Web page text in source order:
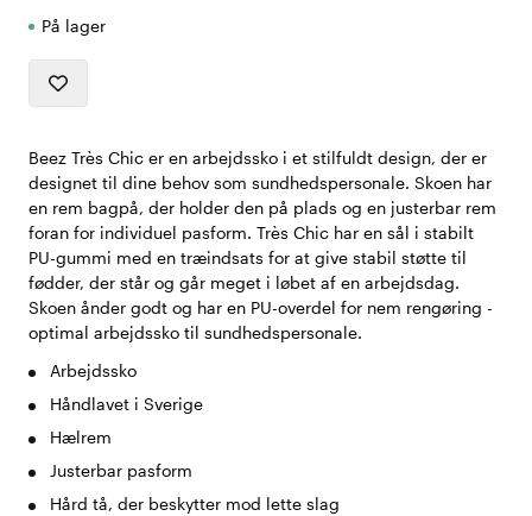
På lager
Beez Très Chic er en arbejdssko i et stilfuldt design, der er
designet til dine behov som sundhedspersonale. Skoen har
en rem bagpå, der holder den på plads og en justerbar rem
foran for individuel pasform. Très Chic har en sål i stabilt
PU-gummi med en træindsats for at give stabil støtte til
fødder, der står og går meget i løbet af en arbejdsdag.
Skoen ånder godt og har en PU-overdel for nem rengøring -
optimal arbejdssko til sundhedspersonale.
Arbejdssko
Håndlavet i Sverige
Hælrem
Justerbar pasform
Hård tå, der beskytter mod lette slag